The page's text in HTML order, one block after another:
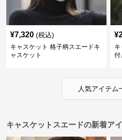
¥7,320 (税込)
キャスケット 格子柄スエードキ
ャスケット
¥
付
人気アイテム
キャスケットスエードの新着ア